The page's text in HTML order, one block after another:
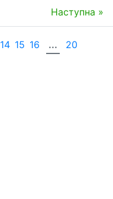
Наступна »
14 15 16 ... 20